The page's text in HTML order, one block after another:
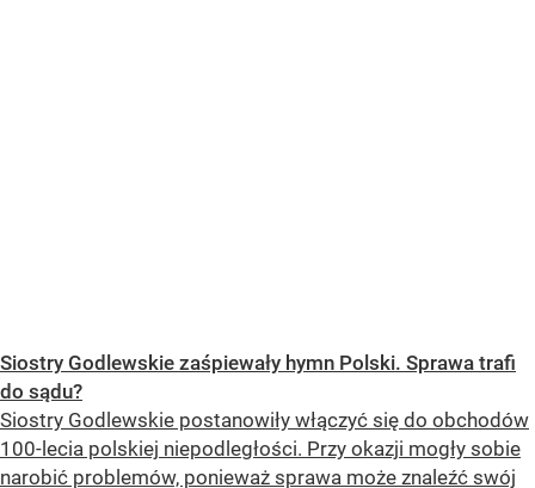
Siostry Godlewskie zaśpiewały hymn Polski. Sprawa trafi
do sądu?
Siostry Godlewskie postanowiły włączyć się do obchodów
100-lecia polskiej niepodległości. Przy okazji mogły sobie
narobić problemów, ponieważ sprawa może znaleźć swój